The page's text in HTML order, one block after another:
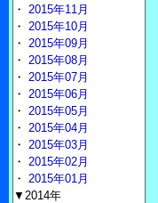
・ 2015年11月
・ 2015年10月
・ 2015年09月
・ 2015年08月
・ 2015年07月
・ 2015年06月
・ 2015年05月
・ 2015年04月
・ 2015年03月
・ 2015年02月
・ 2015年01月
▼2014年